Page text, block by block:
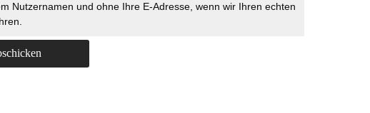
Nutzernamen und ohne Ihre E-Adresse, wenn wir Ihren echten